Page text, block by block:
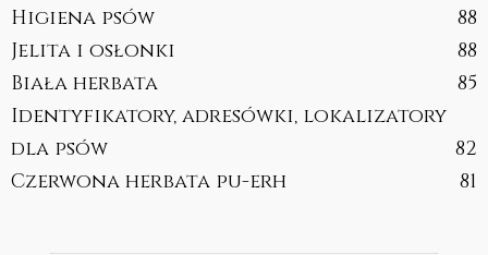
Higiena psów
88
Jelita i osłonki
88
Biała herbata
85
Identyfikatory, adresówki, lokalizatory
dla psów
82
Czerwona herbata pu-erh
81